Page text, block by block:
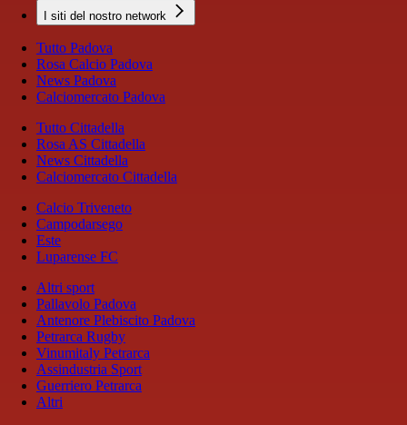
I siti del nostro network
Tutto Padova
Rosa Calcio Padova
News Padova
Calciomercato Padova
Tutto Cittadella
Rosa AS Cittadella
News Cittadella
Calciomercato Cittadella
Calcio Triveneto
Campodarsego
Este
Luparense FC
Altri sport
Pallavolo Padova
Antenore Plebiscito Padova
Petrarca Rugby
Vinumitaly Petrarca
Assindustria Sport
Guerriero Petrarca
Altri